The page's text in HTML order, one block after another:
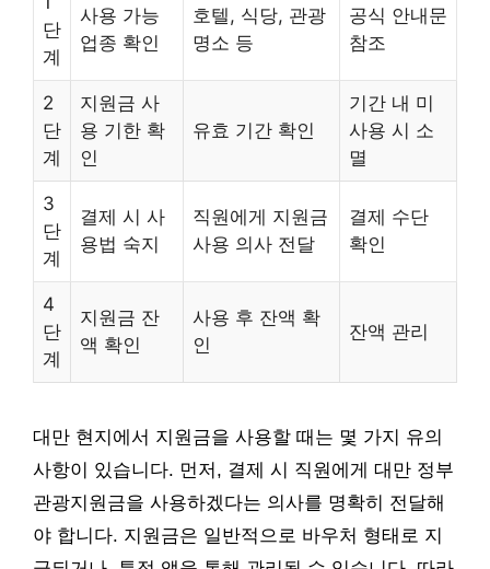
단
계
사용 가능
업종 확인
호텔, 식당, 관광
명소 등
공식 안내문
참조
2
단
계
지원금 사
용 기한 확
인
유효 기간 확인
기간 내 미
사용 시 소
멸
3
단
계
결제 시 사
용법 숙지
직원에게 지원금
사용 의사 전달
결제 수단
확인
4
단
계
지원금 잔
액 확인
사용 후 잔액 확
인
잔액 관리
대만 현지에서 지원금을 사용할 때는 몇 가지 유의
사항이 있습니다. 먼저, 결제 시 직원에게 대만 정부
관광지원금을 사용하겠다는 의사를 명확히 전달해
야 합니다. 지원금은 일반적으로 바우처 형태로 지